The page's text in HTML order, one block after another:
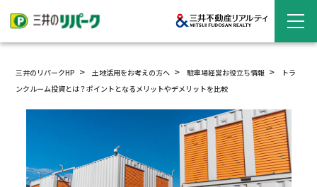
三井のリパークHP 土地活用をお考えの方へ 駐車場経営お役立ち情報
トラ
ンクルーム投資とは？ポイントとなるメリットやデメリットを比較